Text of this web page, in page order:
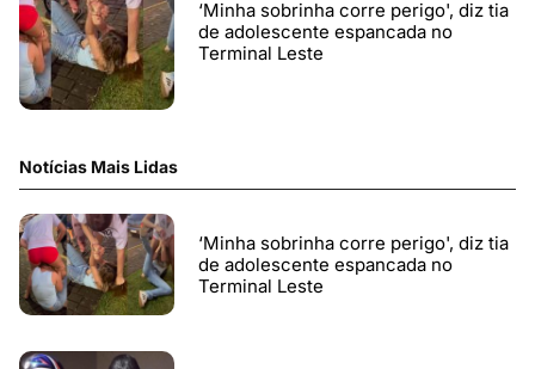
‘Minha sobrinha corre perigo', diz tia
de adolescente espancada no
Terminal Leste
Notícias Mais Lidas
‘Minha sobrinha corre perigo', diz tia
de adolescente espancada no
Terminal Leste